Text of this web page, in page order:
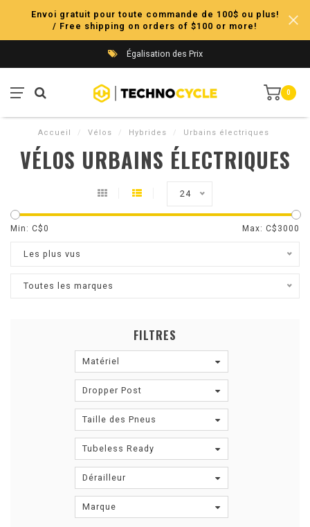
Envoi gratuit pour toute commande de 100$ ou plus!
/ Free shipping on orders of $100 or more!
Égalisation des Prix
0
Accueil / Vélos / Hybrides / Urbains électriques
VÉLOS URBAINS ÉLECTRIQUES
24
Min: C$0 Max: C$ 3000
Les plus vus
Toutes les marques
FILTRES
Matériel
Dropper Post
Taille des Pneus
Tubeless Ready
Dérailleur
Marque